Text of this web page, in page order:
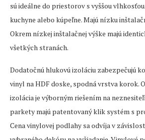
sú ideálne do priestorov s vyššou
kuchyne alebo kúpeľne. Majú nízku
Okrem nízkej inštalačnej výške majú
všetkých stranách.
Dodatočnú hlukovú izoláciu zabezpečujú
vinyl na HDF doske, spodná vrstva korok.
izolácia je výborným riešením na
parkety majú patentovaný klik systém s
Cena vinylovej podlahy sa odvíja v